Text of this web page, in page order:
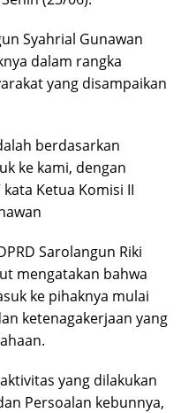
Syahrial Gunawan
dalam rangka
yang disampaikan
berdasarkan
ke kami, dengan
Ketua Komisi II
Sarolangun Riki
mengatakan bahwa
ke pihaknya mulai
ketenagakerjaan yang
yang dilakukan
Persoalan kebunnya,